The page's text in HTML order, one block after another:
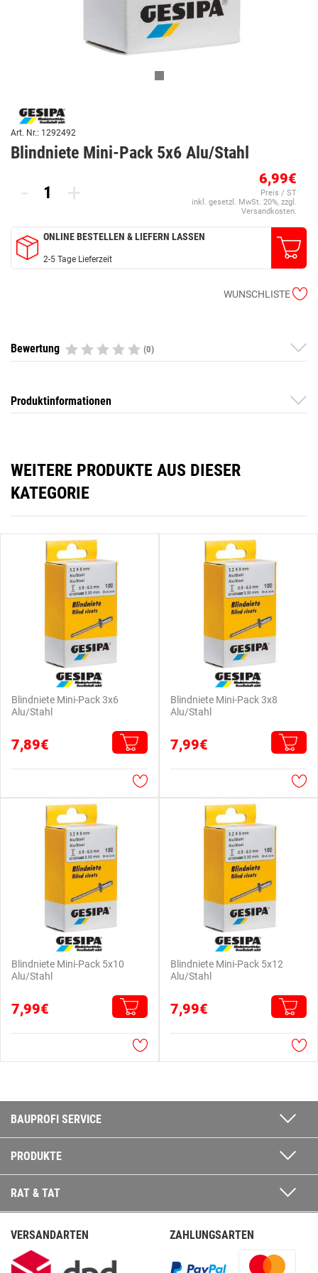
Art. Nr.: 1292492
Blindniete Mini-Pack 5x6 Alu/Stahl
- + 6,99€
Preis / ST
inkl. gesetzl. MwSt. 20%, zzgl.
Versandkosten.
ONLINE BESTELLEN & LIEFERN LASSEN
2-5 Tage Lieferzeit
WUNSCHLISTE
Bewertung (0)
Produktinformationen
WEITERE PRODUKTE AUS DIESER
KATEGORIE
Blindniete Mini-Pack 3x6
Alu/Stahl
7,89€
Blindniete Mini-Pack 3x8
Alu/Stahl
7,99€
Blindniete Mini-Pack 5x10
Alu/Stahl
7,99€
Blindniete Mini-Pack 5x12
Alu/Stahl
7,99€
BAUPROFI SERVICE
PRODUKTE
RAT & TAT
VERSANDARTEN ZAHLUNGSARTEN